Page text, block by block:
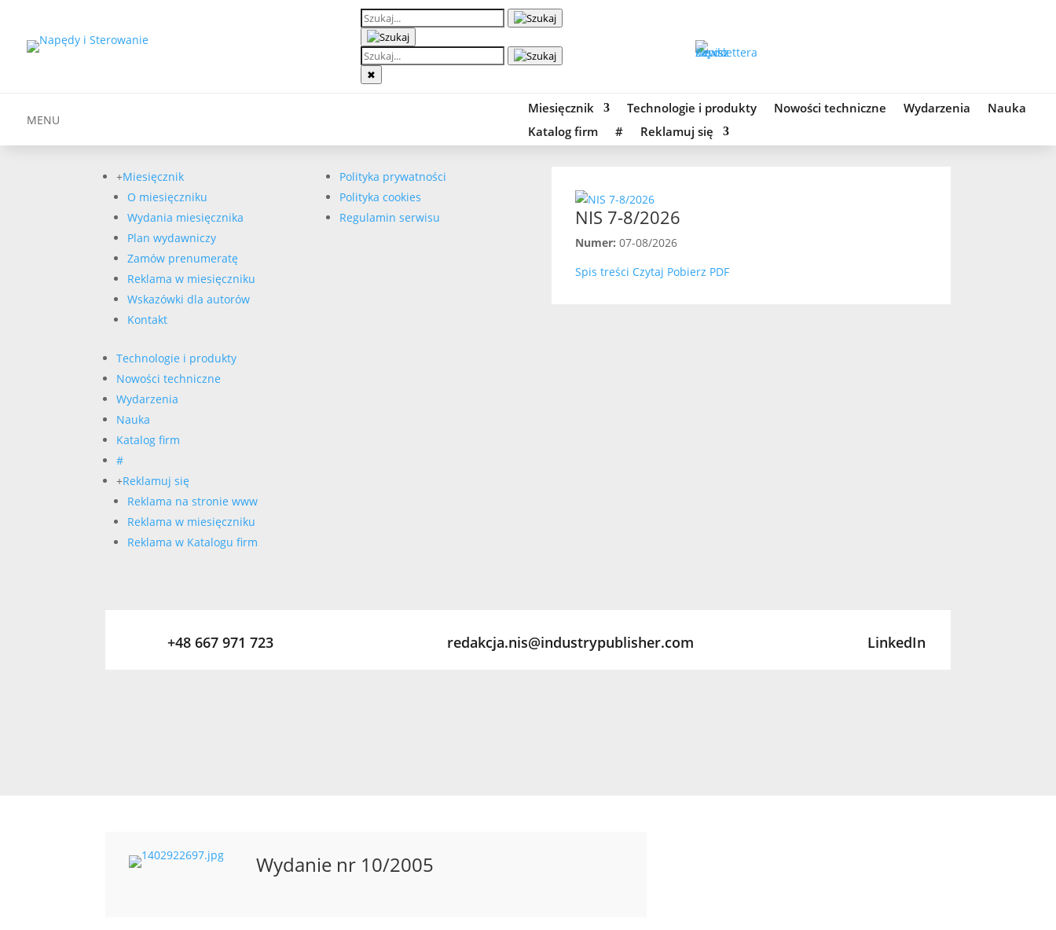
✖
MENU
Miesięcznik Technologie i produkty Nowości techniczne Wydarzenia
Nauka
Katalog firm
# Reklamuj się
+Miesięcznik
O miesięczniku
Wydania miesięcznika
Plan wydawniczy
Zamów prenumeratę
Reklama w miesięczniku
Wskazówki dla autorów
Kontakt
Technologie i produkty
Nowości techniczne
Wydarzenia
Nauka
Katalog firm
#
+Reklamuj się
Reklama na stronie www
Reklama w miesięczniku
Reklama w Katalogu firm
Polityka prywatności
Polityka cookies
Regulamin serwisu
NIS 7-8/2026
Numer: 07-08/2026
Spis treści Czytaj Pobierz PDF
+48 667 971 723 redakcja.nis@industrypublisher.com LinkedIn
Wydanie nr 10/2005